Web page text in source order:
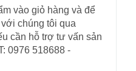
vào giỏ hàng và để
chúng tôi qua
cần hỗ trợ tư vấn sản
0976 518688 -